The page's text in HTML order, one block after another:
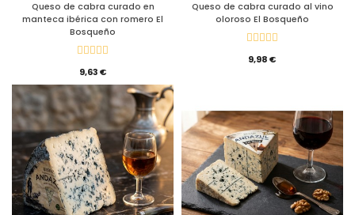
Queso de cabra curado en
manteca ibérica con romero El
Bosqueño
9,63 €
Queso de cabra curado al vino
oloroso El Bosqueño
9,98 €